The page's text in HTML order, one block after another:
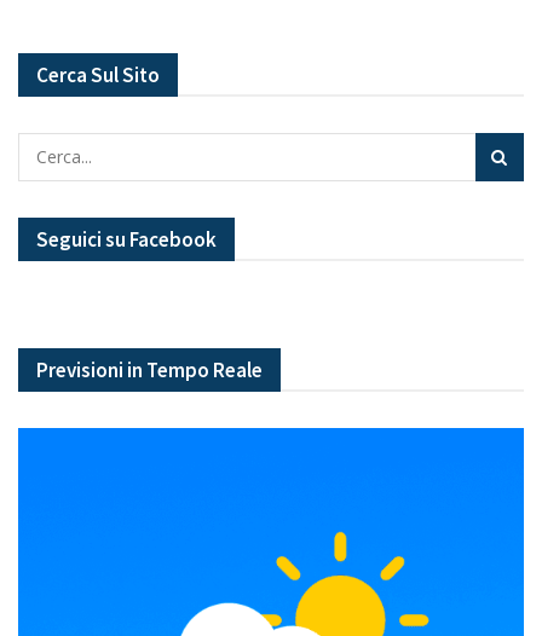
Cerca Sul Sito
Seguici su Facebook
Previsioni in Tempo Reale